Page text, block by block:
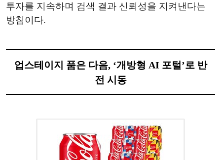
투자를 지속하며 검색 결과 신뢰성을 지켜낸다는
방침이다.
업스테이지 품은 다음, ‘개방형 AI 포털’로 반
전 시동